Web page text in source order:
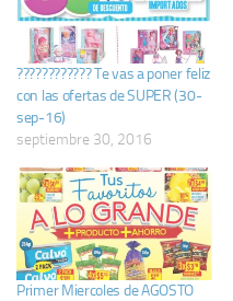
???????????? Te vas a poner feliz
con las ofertas de SUPER (30-
sep-16)
septiembre 30, 2016
Primer Miercoles de AGOSTO